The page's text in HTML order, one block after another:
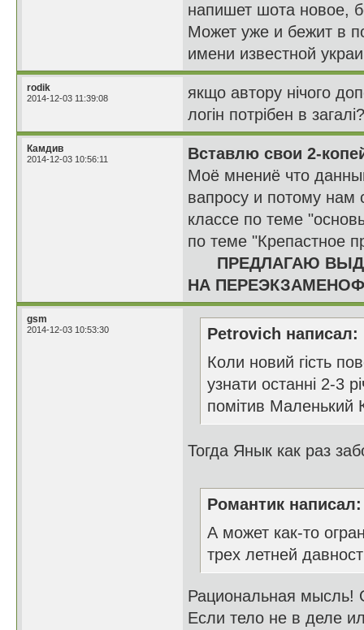
напишет шота новое,
Может уже и бежит в
имени известной
rodik
2014-12-03 11:39:08
якщо автору нічого
логін потрібен в загалі?
Камдив
2014-12-03 10:56:11
Вставлю свои 2-
Моё мнениё что
вапросу и потому нам
классе по теме
по теме "Крепастное
ПРЕДЛАГАЮ
НА
gsm
2014-12-03 10:53:30
Petrovich написал:
Коли новий гість
узнати останні 2-3
помітив Маленький
Тогда Янык как раз
Романтик написал:
А может как-то
трех летней
Рациональная мысль!
Если тело не в деле